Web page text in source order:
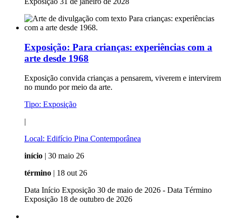
Exposição: Para crianças: experiências com a
arte desde 1968
Exposição convida crianças a pensarem, viverem e intervirem
no mundo por meio da arte.
Tipo: Exposição
|
Local: Edifício Pina Contemporânea
início | 30 maio 26
término | 18 out 26
Data Início Exposição 30 de maio de 2026 - Data Término
Exposição 18 de outubro de 2026